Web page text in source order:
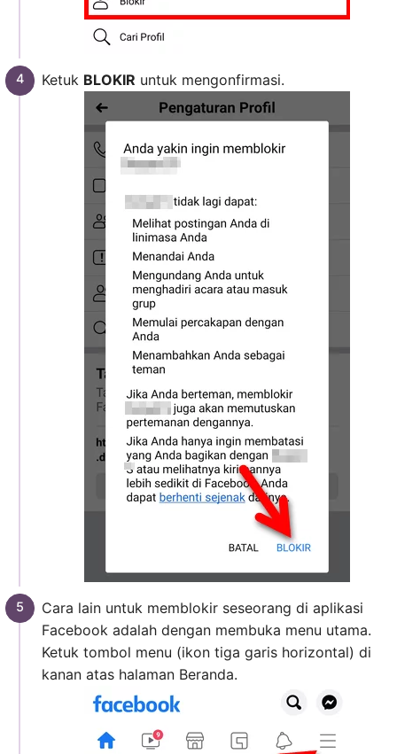
Ketuk BLOKIR untuk mengonfirmasi.
Cara lain untuk memblokir seseorang di aplikasi
Facebook adalah dengan membuka menu utama.
Ketuk tombol menu (ikon tiga garis horizontal) di
kanan atas halaman Beranda.